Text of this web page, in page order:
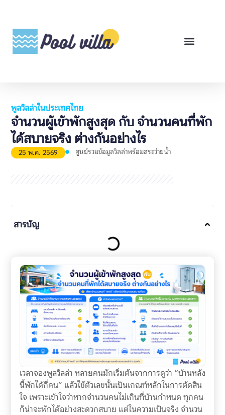
พูลวิลล่าในประเทศไทย
จำนวนผู้เข้าพักสูงสุด กับ จำนวนคนที่พัก
ได้สบายจริง ต่างกันอย่างไร
25 พ.ค. 2569 ศูนย์รวมข้อมูลวิลล่าพร้อมสระว่ายน้ำ
สารบัญ
เวลาจองพูลวิลล่า หลายคนมักเริ่มต้นจากการดูว่า “บ้านหลัง
นี้พักได้กี่คน” แล้วใช้ตัวเลขนั้นเป็นเกณฑ์หลักในการตัดสิน
ใจ เพราะเข้าใจว่าหากจำนวนคนไม่เกินที่บ้านกำหนด ทุกคน
ก็น่าจะพักได้อย่างสะดวกสบาย แต่ในความเป็นจริง จำนวน